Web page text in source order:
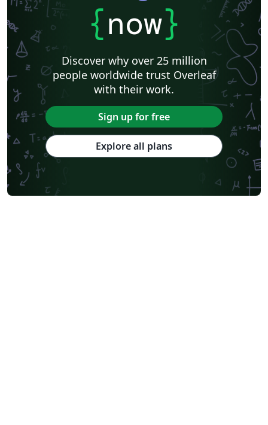
{now}
Discover why over 25 million
people worldwide trust Overleaf
with their work.
Sign up for free
Explore all plans